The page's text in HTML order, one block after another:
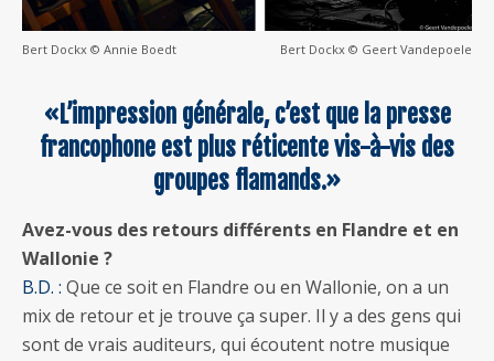
Bert Dockx © Annie Boedt Bert Dockx © Geert Vandepoele
«L’impression générale, c’est que la presse
francophone est plus réticente vis-à-vis des
groupes flamands.»
Avez-vous des retours différents en Flandre et en
Wallonie ?
B.D. : Que ce soit en Flandre ou en Wallonie, on a un
mix de retour et je trouve ça super. Il y a des gens qui
sont de vrais auditeurs, qui écoutent notre musique